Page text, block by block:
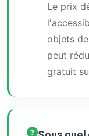
Le prix
objets
peut
gratuit